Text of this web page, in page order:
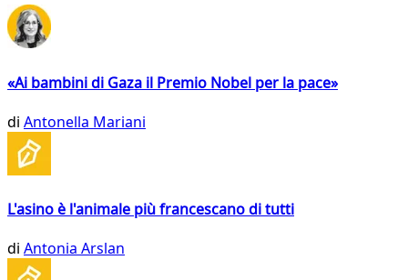
«Ai bambini di Gaza il Premio Nobel per la pace»
di Antonella Mariani
L'asino è l'animale più francescano di tutti
di Antonia Arslan